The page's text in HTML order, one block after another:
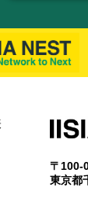
〒100-
東京都